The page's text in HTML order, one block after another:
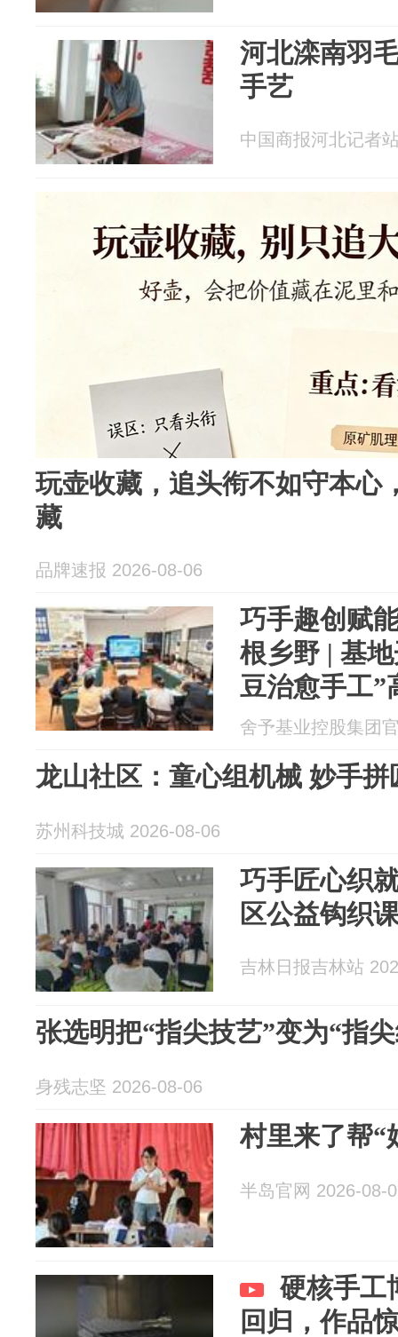
河北滦南羽
手艺
中国商报河北记者
玩壶收藏，追头衔不如守本心
藏
品牌速报 2026-08-06
巧手趣创赋
根乡野 | 基
豆治愈手工”
练营
舍予基业控股集团
龙山社区：童心组机械 妙手拼
苏州科技城 2026-08-06
巧手匠心织
区公益钩织
吉林日报吉林站
张选明把“指尖技艺”变为“指
身残志坚 2026-08-06
村里来了帮“
半岛官网 2026-08-
硬核手工
回归，作品